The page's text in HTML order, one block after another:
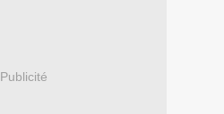
Publicité